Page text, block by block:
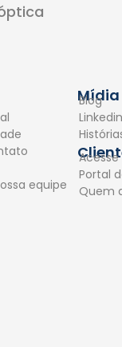
equipe
Mídia
Blog
Linkedin
Acesse
Portal
Quem